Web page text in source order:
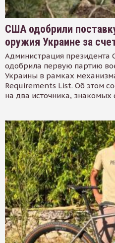
США одобрили
оружия Украине за
Администрация
одобрила первую партию
Украины в рамках
Requirements List. Об этом
на два источника, знакомых